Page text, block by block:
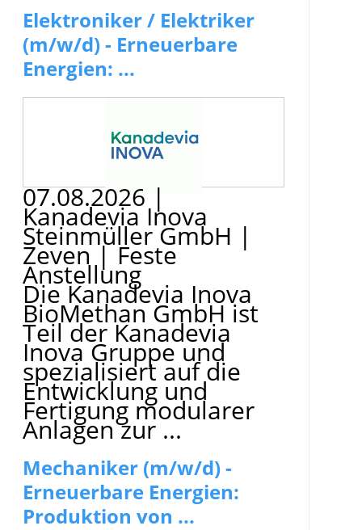
Elektroniker / Elektriker
(m/w/d) - Erneuerbare
Energien: ...
07.08.2026 |
Kanadevia Inova
Steinmüller GmbH |
Zeven|Feste
Anstellung
Die Kanadevia Inova
BioMethan GmbH ist
Teil der Kanadevia
Inova Gruppe und
spezialisiert auf die
Entwicklung und
Fertigung modularer
Anlagen zur ...
Mechaniker (m/w/d) -
Erneuerbare Energien:
Produktion von ...